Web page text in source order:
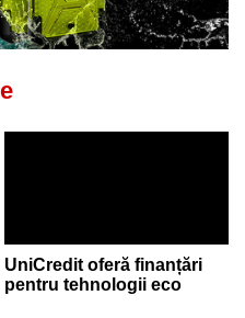
UniCredit oferă finanțări
pentru tehnologii eco